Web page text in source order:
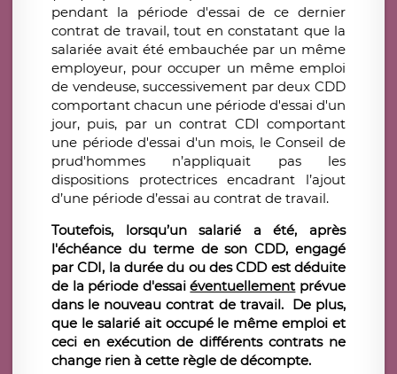
pendant la période d'essai de ce dernier
contrat de travail, tout en constatant que la
salariée avait été embauchée par un même
employeur, pour occuper un même emploi
de vendeuse, successivement par deux CDD
comportant chacun une période d'essai d'un
jour, puis, par un contrat CDI comportant
une période d'essai d'un mois, le Conseil de
prud'hommes n’appliquait pas les
dispositions protectrices encadrant l’ajout
d’une période d’essai au contrat de travail.
Toutefois, lorsqu’un salarié a été, après
l'échéance du terme de son CDD, engagé
par CDI, la durée du ou des CDD est déduite
de la période d'essaiéventuellementprévue
dans le nouveau contrat de travail. De plus,
que le salarié ait occupé le même emploi et
ceci en exécution de différents contrats ne
change rien à cette règle de décompte.